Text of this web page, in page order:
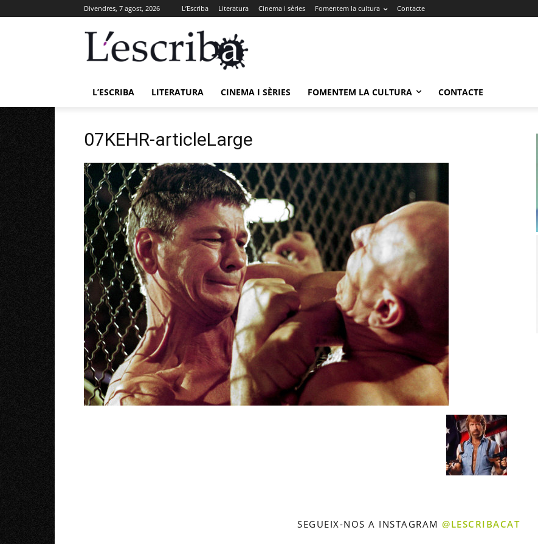
Divendres, 7 agost, 2026 L’Escriba Literatura Cinema i sèries Fomentem la cultura Contacte
L’ESCRIBA LITERATURA CINEMA I SÈRIES FOMENTEM LA CULTURA CONTACTE
07KEHR-articleLarge
SEGUEIX-NOS A INSTAGRAM @LESCRIBACAT